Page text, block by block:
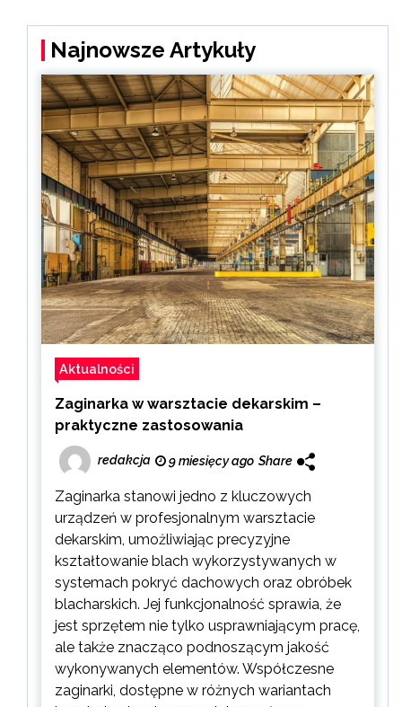
Najnowsze Artykuły
Aktualności
Zaginarka w warsztacie dekarskim –
praktyczne zastosowania
redakcja 9 miesięcy ago Share
Zaginarka stanowi jedno z kluczowych
urządzeń w profesjonalnym warsztacie
dekarskim, umożliwiając precyzyjne
kształtowanie blach wykorzystywanych w
systemach pokryć dachowych oraz obróbek
blacharskich. Jej funkcjonalność sprawia, że
jest sprzętem nie tylko usprawniającym pracę,
ale także znacząco podnoszącym jakość
wykonywanych elementów. Współczesne
zaginarki, dostępne w różnych wariantach